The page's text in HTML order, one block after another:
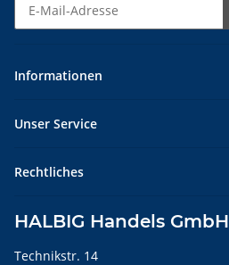
Informationen
Unser Service
Rechtliches
HALBIG Handels GmbH
Technikstr. 14